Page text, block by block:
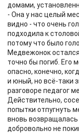
домами,
- Она у нас целый
видно - что очень
подходила к
потому что было
Медвежонок
точно бы погиб. Его
опасно, конечно,
и юный, но всё-таки
разговоре педагог
Действительно,
попытки отпугнуть
вновь
добровольно не